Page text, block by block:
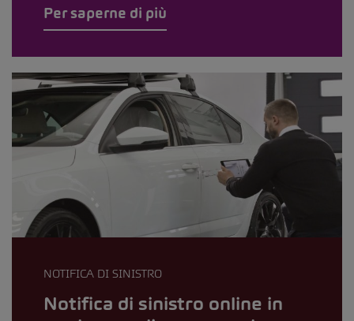
Per saperne di più
NOTIFICA DI SINISTRO
Notifica di sinistro online in